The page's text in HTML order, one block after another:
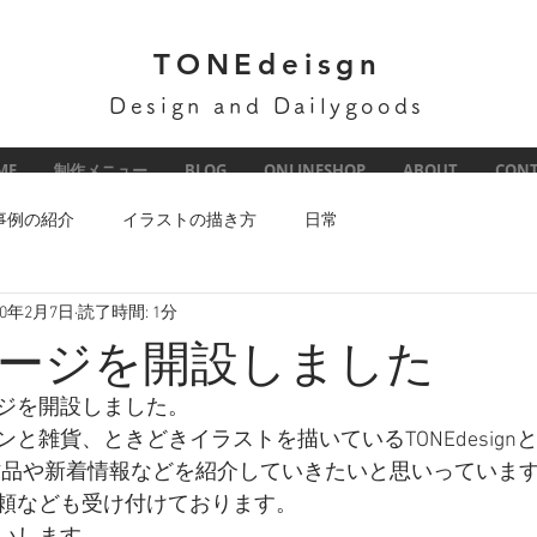
TONEdeisgn
Design and Dailygoods
制作メニュー BLOG ONLINESHOP ABOUT
例の紹介 イラストの描き方 日常
ジを開設しました
年2月7日 読了時間: 1分
を開設しました。
と雑貨、ときどきイラストを描いているTONEdesignと
や新着情報などを紹介していきたいと思いっています
なども受け付けております。